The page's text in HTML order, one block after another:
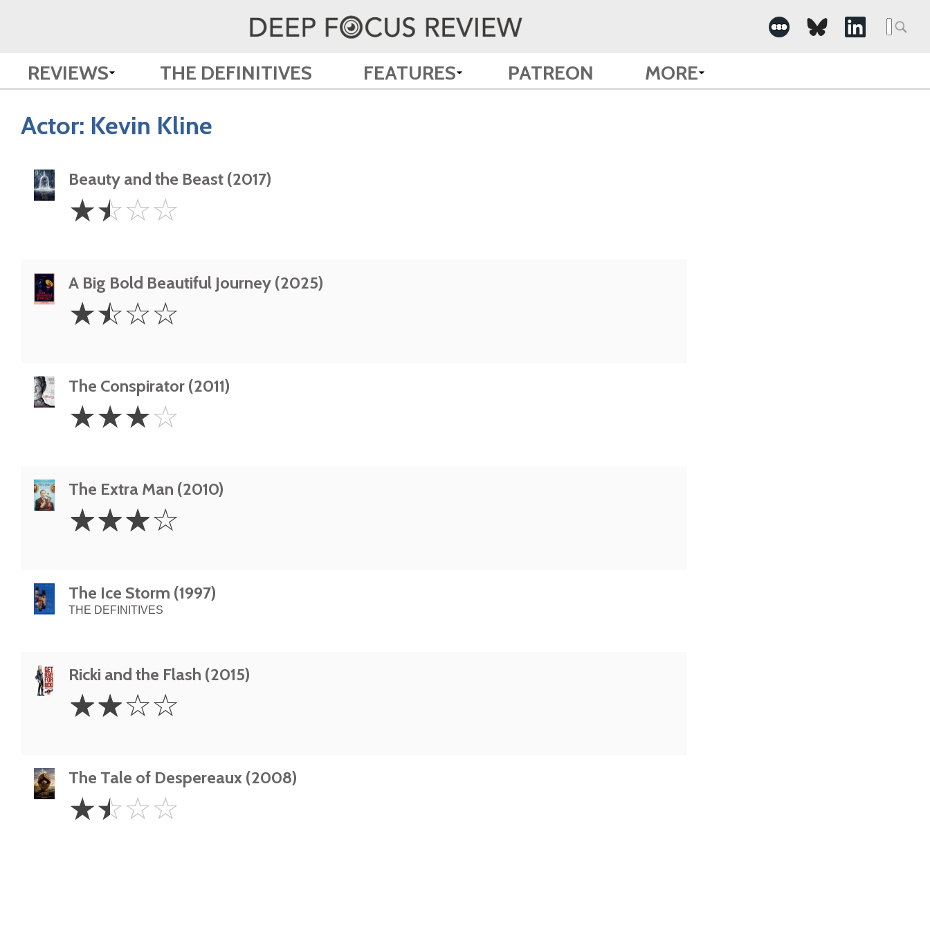
REVIEWS THE DEFINITIVES FEATURES PATREON MORE
Actor: Kevin Kline
Beauty and the Beast (2017)
1.5
Stars
☆☆☆☆
A Big Bold Beautiful Journey (2025)
1.5
Stars
☆☆☆☆
The Conspirator (2011)
Stars
☆☆☆☆
The Extra Man (2010)
Stars
☆☆☆☆
The Ice Storm (1997)
THE DEFINITIVES
Ricki and the Flash (2015)
Stars
☆☆☆☆
The Tale of Despereaux (2008)
1.5
Stars
☆☆☆☆